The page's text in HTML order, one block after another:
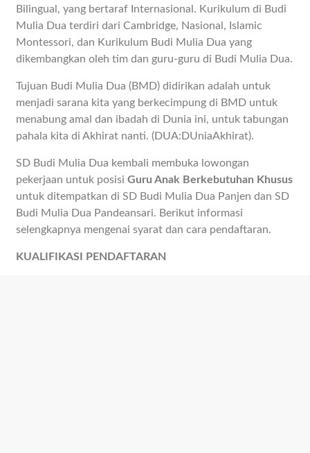
Bilingual, yang bertaraf Internasional. Kurikulum di Budi
Mulia Dua terdiri dari Cambridge, Nasional, Islamic
Montessori, dan Kurikulum Budi Mulia Dua yang
dikembangkan oleh tim dan guru-guru di Budi Mulia Dua.
Tujuan Budi Mulia Dua (BMD) didirikan adalah untuk
menjadi sarana kita yang berkecimpung di BMD untuk
menabung amal dan ibadah di Dunia ini, untuk tabungan
pahala kita di Akhirat nanti. (DUA:DUniaAkhirat).
SD Budi Mulia Dua kembali membuka lowongan
pekerjaan untuk posisiGuru Anak Berkebutuhan Khusus
untuk ditempatkan di SD Budi Mulia Dua Panjen dan SD
Budi Mulia Dua Pandeansari. Berikut informasi
selengkapnya mengenai syarat dan cara pendaftaran.
KUALIFIKASI PENDAFTARAN